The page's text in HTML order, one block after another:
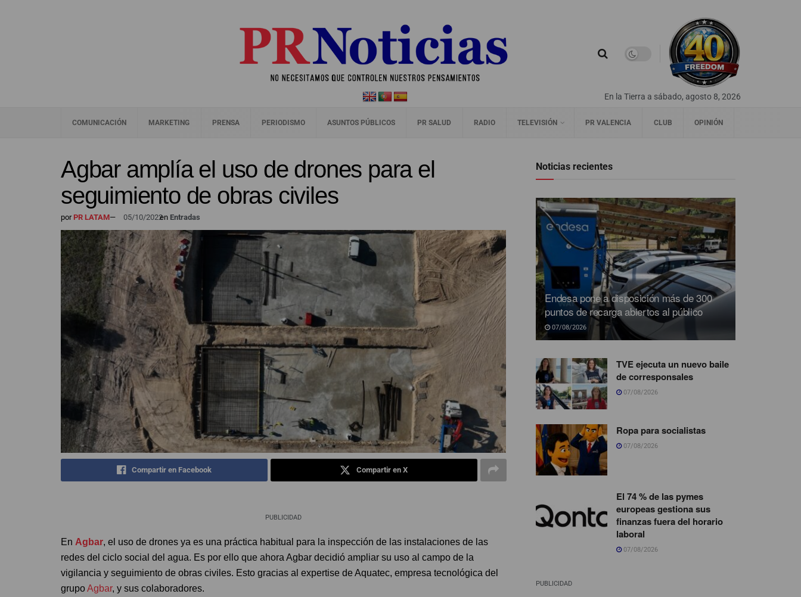
En la Tierra a sábado, agosto 8, 2026
COMUNICACIÓN MARKETING PRENSA PERIODISMO ASUNTOS PÚBLICOS PR SALUD RADIO TELEVISIÓN PR VALENCIA CLUB OPINIÓN
Agbar amplía el uso de drones para el
seguimiento de obras civiles
porPR LATAM— 05/10/2022en Entradas
Compartir en Facebook Compartir en X
PUBLICIDAD
En Agbar, el uso de drones ya es una práctica habitual para la inspección de las instalaciones de las
redes del ciclo social del agua. Es por ello que ahora Agbar decidió ampliar su uso al campo de la
vigilancia y seguimiento de obras civiles. Esto gracias al expertise de Aquatec, empresa tecnológica del
grupoAgbar, y sus colaboradores.
Noticias recientes
Endesa pone a disposición más de 300
puntos de recarga abiertos al público
07/08/2026
TVE ejecuta un nuevo baile
de corresponsales
07/08/2026
Ropa para socialistas
07/08/2026
El 74 % de las pymes
europeas gestiona sus
finanzas fuera del horario
laboral
07/08/2026
PUBLICIDAD